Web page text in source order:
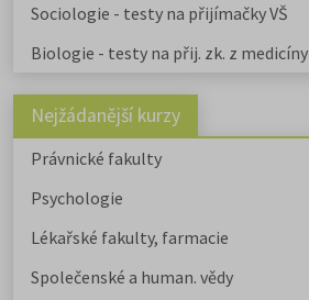
Sociologie - testy na přijímačky VŠ
Biologie - testy na přij. zk. z medicíny
Nejžádanější kurzy
Právnické fakulty
Psychologie
Lékařské fakulty, farmacie
Společenské a human. vědy